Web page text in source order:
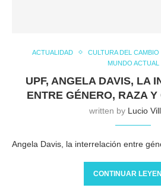
ACTUALIDAD CULTURA DEL CAMBIO
MUNDO ACTUAL
UPF, ANGELA DAVIS, LA
ENTRE GÉNERO, RAZA
written by Lucio
Angela Davis, la interrelación entre
CONTINUAR